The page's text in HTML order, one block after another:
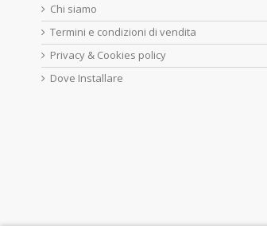
Chi siamo
Termini e condizioni di vendita
Privacy & Cookies policy
Dove Installare